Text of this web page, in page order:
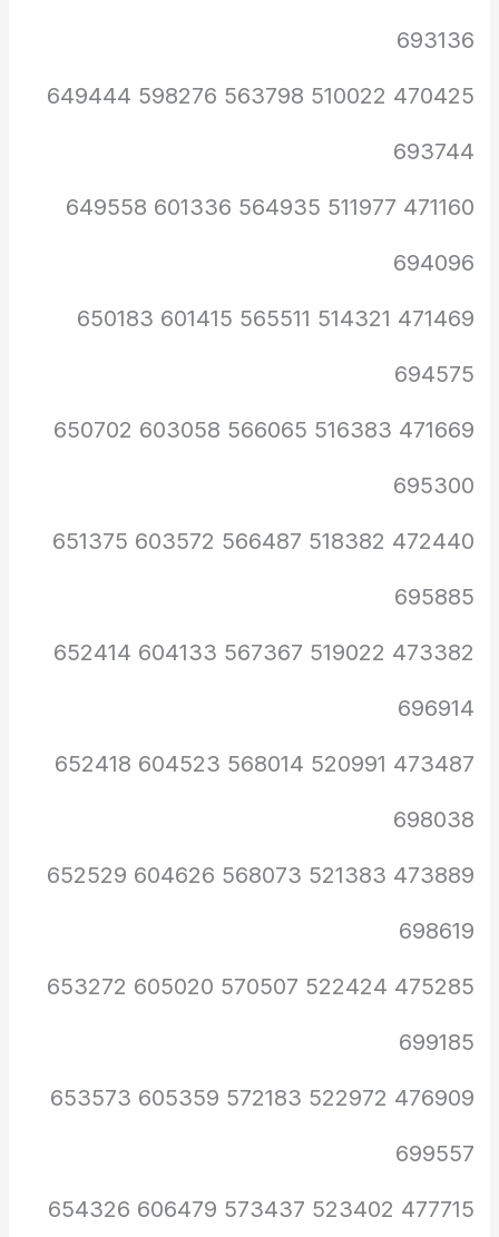
693136
470425 510022 563798 598276 649444
693744
471160 511977 564935 601336 649558
694096
471469 514321 565511 601415 650183
694575
471669 516383 566065 603058 650702
695300
472440 518382 566487 603572 651375
695885
473382 519022 567367 604133 652414
696914
473487 520991 568014 604523 652418
698038
473889 521383 568073 604626 652529
698619
475285 522424 570507 605020 653272
699185
476909 522972 572183 605359 653573
699557
477715 523402 573437 606479 654326